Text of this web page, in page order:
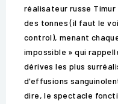
réalisateur russe
des tonnes (il faut le
control), menant
impossible » qui
dérives les plus
d'effusions
dire, le spectacle